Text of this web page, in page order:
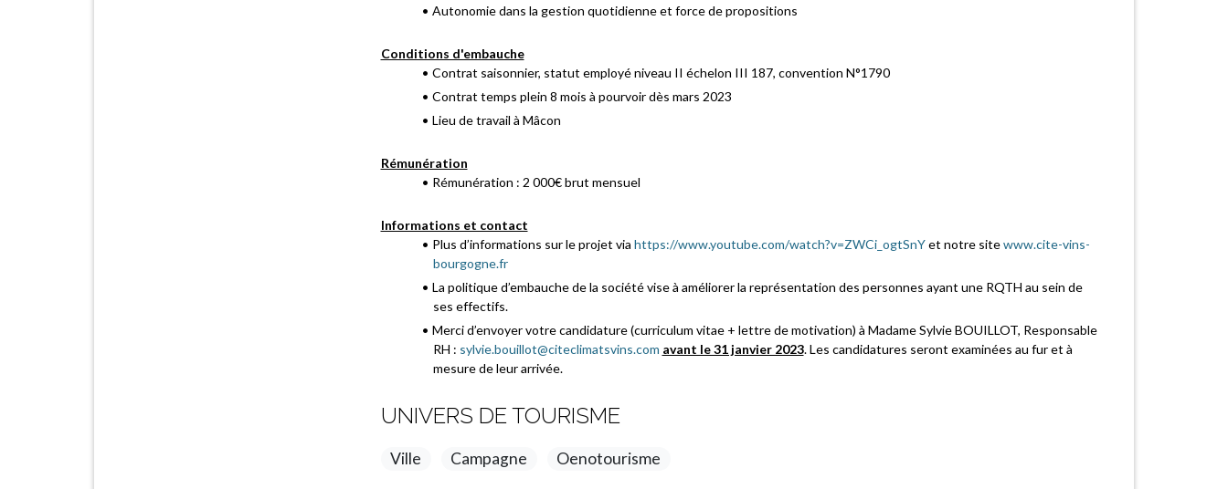
Autonomie dans la gestion quotidienne et force de propositions
Conditions d'embauche
Contrat saisonnier, statut employé niveau II échelon III 187, convention N°1790
Contrat temps plein 8 mois à pourvoir dès mars 2023
Lieu de travail à Mâcon
Rémunération
Rémunération : 2 000€ brut mensuel
Informations et contact
Plus d’informations sur le projet viahttps://www.youtube.com/watch?v=ZWCi_ogtSnYet notre sitewww.cite-vins-
bourgogne.fr
La politique d’embauche de la société vise à améliorer la représentation des personnes ayant une RQTH au sein de
ses effectifs.
Merci d’envoyer votre candidature (curriculum vitae + lettre de motivation) à Madame Sylvie BOUILLOT, Responsable
RH : sylvie.bouillot@citeclimatsvins.com avant le 31 janvier 2023. Les candidatures seront examinées au fur et à
mesure de leur arrivée.
UNIVERS DE TOURISME
Ville Campagne Oenotourisme